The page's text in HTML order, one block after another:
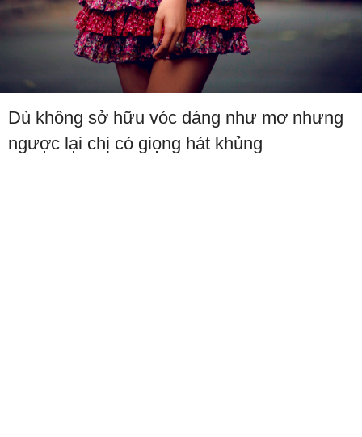
Dù không sở hữu vóc dáng như mơ nhưng
ngược lại chị có giọng hát khủng